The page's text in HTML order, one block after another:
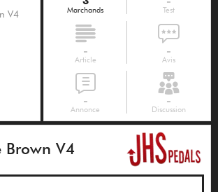
V4 Marchands Test
-
Article
-
Avis
-
Annonce
-
Discussion
Brown V4